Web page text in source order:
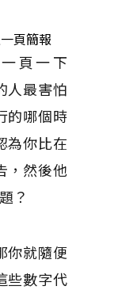
頁簡報
頁一下
人最害怕
的哪個時
為你比在
，然後他
？
你就隨便
些數字代